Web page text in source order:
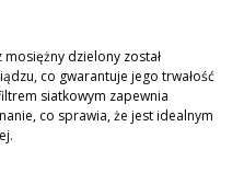
dzielony został
co gwarantuje jego trwałość
siatkowym zapewnia
co sprawia, że jest idealnym